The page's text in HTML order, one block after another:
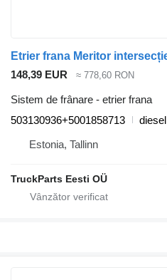
148,39 EUR ≈ 778,60 RON
Sistem de frânare - etrier frana
503130936+5001858713
diesel
Estonia, Tallinn
TruckParts Eesti OÜ